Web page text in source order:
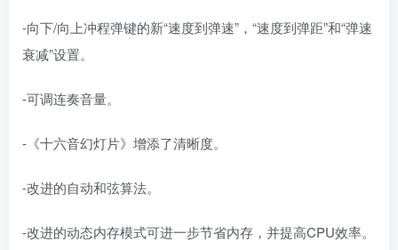
-向下/向上冲程弹键的新“速度到弹速”，“速度到弹距”和“弹速
衰减”设置。
-可调连奏音量。
-《十六音幻灯片》增添了清晰度。
-改进的自动和弦算法。
-改进的动态内存模式可进一步节省内存，并提高CPU效率。